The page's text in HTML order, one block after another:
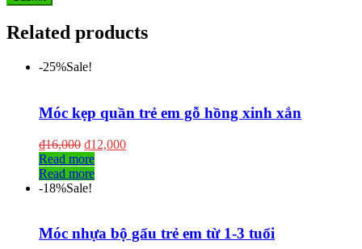
Related products
-25%Sale!
Móc kẹp quần trẻ em gỗ hồng xinh xắn
₫16,000 ₫12,000
Read more
Read more
-18%Sale!
Móc nhựa bộ gấu trẻ em từ 1-3 tuổi